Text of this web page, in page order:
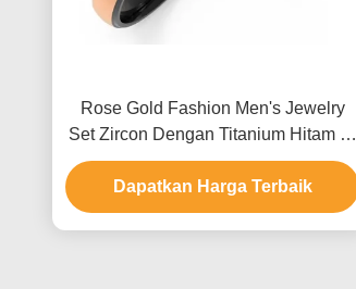
Rose Gold Fashion Men's Jewelry
Set Zircon Dengan Titanium Hitam Di
Dalam Cincin Pasangan
Dapatkan Harga Terbaik